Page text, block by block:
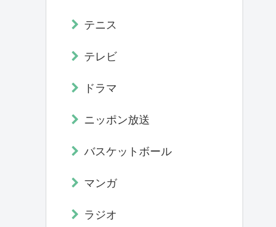
テニス
テレビ
ドラマ
ニッポン放送
バスケットボール
マンガ
ラジオ